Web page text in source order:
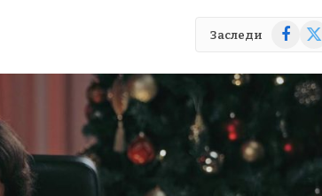
Заследи Facebook
X